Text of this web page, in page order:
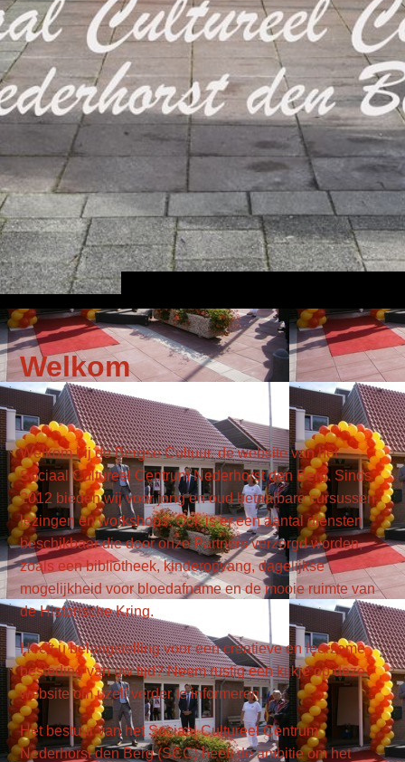
Welkom
Welkom bij de Bergse Cultuur, de website van het
Sociaal Cultureel Centrum Nederhorst den Berg. Sinds
2012 bieden wij voor jong en oud betaalbare cursussen,
lezingen en workshops. Ook is er een aantal diensten
beschikbaar die door onze Partnersverzorgdworden,
zoals een bibliotheek, kinderopvang, dagelijkse
mogelijkheid voor bloedafname en de mooie ruimte van
de Historische Kring.
Heeft u belangstelling voor een creatieve en leerzame
besteding van uw tijd? Neem rustig een kijkje op deze
website om uzelf verder te informeren.
Het bestuur van het Sociaal Cultureel Centrum
Nederhorst den Berg (SCC) heeft de ambitie om het